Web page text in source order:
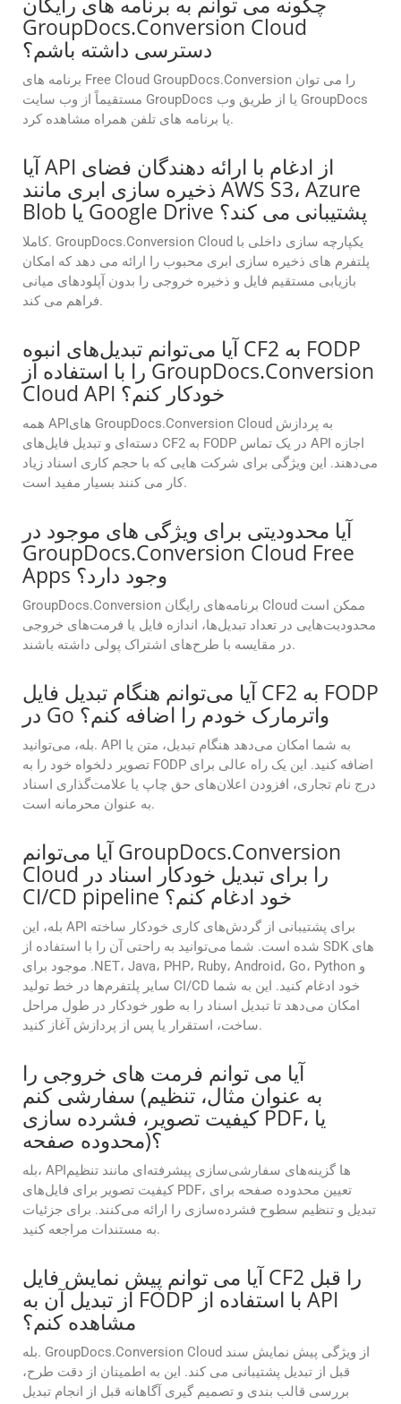
GroupDocs.Conversion Cloud
دسترسی داشته باشم؟
برنامه های Free Cloud GroupDocs.Conversion را می توان
مستقیماً از وب سایت GroupDocs یا از طریق وب GroupDocs
یا برنامه های تلفن همراه مشاهده کرد.
آیا API از ادغام با ارائه دهندگان فضای
ذخیره سازی ابری مانند AWS S3، Azure
Blob یا Google Drive پشتیبانی می کند؟
کاملا. GroupDocs.Conversion Cloud یکپارچه سازی داخلی با
پلتفرم های ذخیره سازی ابری محبوب را ارائه می دهد که امکان
بازیابی مستقیم فایل و ذخیره خروجی را بدون آپلودهای میانی
فراهم می کند.
آیا می‌توانم تبدیل‌های انبوه CF2 به FODP
را با استفاده از GroupDocs.Conversion
Cloud API خودکار کنم؟
همه APIهای GroupDocs.Conversion Cloud به پردازش
دسته‌ای و تبدیل فایل‌های CF2 به FODP در یک تماس API اجازه
می‌دهند. این ویژگی برای شرکت هایی که با حجم کاری اسناد زیاد
کار می کنند بسیار مفید است.
آیا محدودیتی برای ویژگی های موجود در
GroupDocs.Conversion Cloud Free
Apps وجود دارد؟
GroupDocs.Conversion برنامه‌های رایگان Cloud ممکن است
محدودیت‌هایی در تعداد تبدیل‌ها، اندازه فایل یا فرمت‌های خروجی
در مقایسه با طرح‌های اشتراک پولی داشته باشند.
آیا می‌توانم هنگام تبدیل فایل CF2 به FODP
در Go واترمارک خودم را اضافه کنم؟
بله، می‌توانید. API به شما امکان می‌دهد هنگام تبدیل، متن یا
تصویر دلخواه خود را به FODP اضافه کنید. این یک راه عالی برای
درج نام تجاری، افزودن اعلان‌های حق چاپ یا علامت‌گذاری اسناد
به عنوان محرمانه است.
آیا می‌توانم GroupDocs.Conversion
Cloud را برای تبدیل خودکار اسناد در
CI/CD pipeline خود ادغام کنم؟
بله، این API برای پشتیبانی از گردش‌های کاری خودکار ساخته
شده است. شما می‌توانید به راحتی آن را با استفاده از SDK های
موجود برای .NET، Java، PHP، Ruby، Android، Go، Python و
سایر پلتفرم‌ها در خط تولید CI/CD خود ادغام کنید. این به شما
امکان می‌دهد تا تبدیل اسناد را به طور خودکار در طول مراحل
ساخت، استقرار یا پس از پردازش آغاز کنید.
آیا می توانم فرمت های خروجی را
سفارشی کنم (به عنوان مثال، تنظیم
کیفیت تصویر، فشرده سازی PDF، یا
محدوده صفحه)؟
بله، APIها گزینه‌های سفارشی‌سازی پیشرفته‌ای مانند تنظیم
کیفیت تصویر برای فایل‌های PDF، تعیین محدوده صفحه برای
تبدیل و تنظیم سطوح فشرده‌سازی را ارائه می‌کنند. برای جزئیات
به مستندات مراجعه کنید.
آیا می توانم پیش نمایش فایل CF2 را قبل
از تبدیل آن به FODP با استفاده از API
مشاهده کنم؟
بله. GroupDocs.Conversion Cloud از ویژگی پیش نمایش سند
قبل از تبدیل پشتیبانی می کند. این به اطمینان از دقت طرح،
بررسی قالب بندی و تصمیم گیری آگاهانه قبل از انجام تبدیل